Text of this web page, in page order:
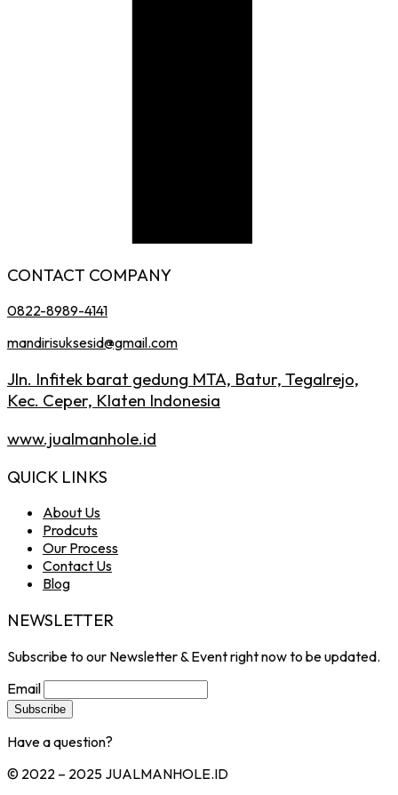
CONTACT COMPANY
0822-8989-4141
mandirisuksesid@gmail.com
Jln. Infitek barat gedung MTA, Batur, Tegalrejo,
Kec. Ceper, Klaten Indonesia
www.jualmanhole.id
QUICK LINKS
About Us
Prodcuts
Our Process
Contact Us
Blog
NEWSLETTER
Subscribe to our Newsletter & Event right now to be updated.
Email
Have a question?
© 2022 – 2025 JUALMANHOLE.ID